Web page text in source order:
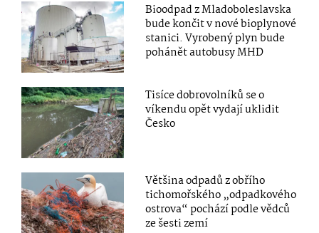
Bioodpad z Mladoboleslavska
bude končit v nové bioplynové
stanici. Vyrobený plyn bude
pohánět autobusy MHD
Tisíce dobrovolníků se o
víkendu opět vydají uklidit
Česko
Většina odpadů z obřího
tichomořského „odpadkového
ostrova“ pochází podle vědců
ze šesti zemí